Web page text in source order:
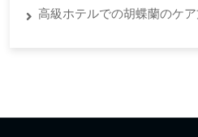
高級ホテルでの胡蝶蘭のケ